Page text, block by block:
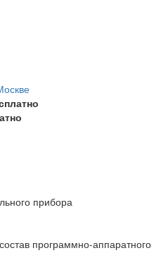
прибора
программно-аппаратного